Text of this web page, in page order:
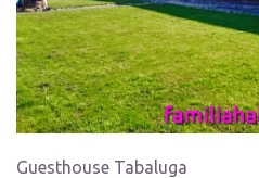
Guesthouse Tabaluga